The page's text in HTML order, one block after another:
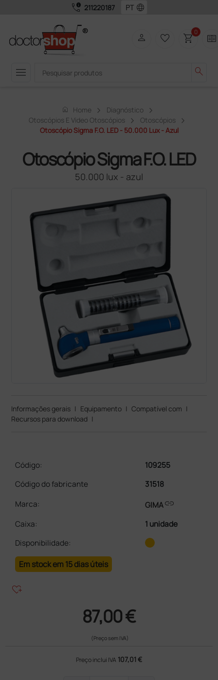
call_quality 211220187 language
menu search
person favorite_border shopping_cart0 two_pager
home Home
Diagnóstico
Otoscópios E Video Otoscópios
Otoscópios
Otoscópio Sigma F.O. LED - 50.000 Lux - Azul
Otoscópio Sigma F.O. LED
50.000 lux - azul
Informações gerais | Equipamento | Compatível com |
Recursos para download |
Código:
109255
Código do fabricante
31518
Marca:
GIMAlink
Caixa:
1 unidade
Disponibilidade:
Em stock em 15 dias úteis
heart_plus
87,00 €
(Preço sem IVA)
Preço inclui IVA 107,01 €